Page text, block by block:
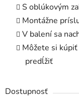
S oblúkovým
Montážne
V balení sa
Môžete si
predĺžiť
Dostupnosť